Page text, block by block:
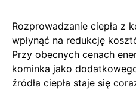
Rozprowadzanie ciepła z
wpłynąć na redukcję
Przy obecnych cenach
kominka jako
źródła ciepła staje się